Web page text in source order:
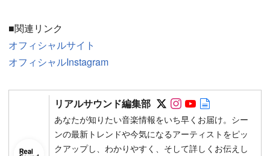
■関連リンク
オフィシャルサイト
オフィシャルInstagram
リアルサウンド編集部 Follow on SNS
Follow on SNS
Follow on
あなたが知りたい音楽情報をいち早くお届け。シー
ンの最新トレンドや今気になるアーティストをピッ
クアップし、わかりやすく、そして詳しくお伝えし